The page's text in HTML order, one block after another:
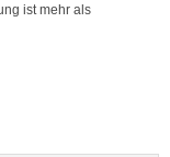
ist mehr als